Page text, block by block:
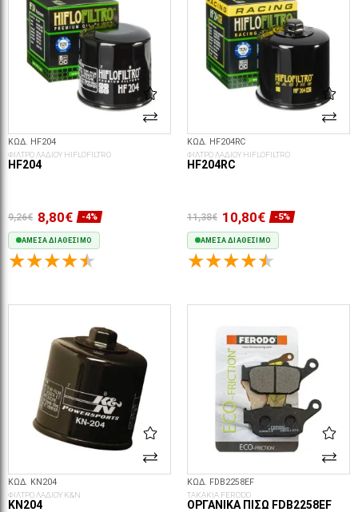
ΚΩΔ. HF204
ΦΙΛΤΡΟ ΛΑΔΙΟΥ HIFLOFILTRO
HF204
9,26€ 8,80€ -4%
ΆΜΕΣΑ ΔΙΑΘΈΣΙΜΟ
ΚΩΔ. HF204RC
ΦΙΛΤΡΟ ΛΑΔΙΟΥ HIFLOFILTRO
HF204RC
11,38€ 10,80€ -5%
ΆΜΕΣΑ ΔΙΑΘΈΣΙΜΟ
ΚΩΔ. KN204
ΦΙΛΤΡΟ ΛΑΔΙΟΥ K&N
KN204
ΚΩΔ. FDB2258EF
ΤΑΚΑΚΙΑ FERODO
ΟΡΓΑΝΙΚΆ ΠΊΣΩ FDB2258EF